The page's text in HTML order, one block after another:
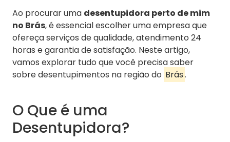
Ao procurar uma desentupidora perto de mim
no Brás, é essencial escolher uma empresa que
ofereça serviços de qualidade, atendimento 24
horas e garantia de satisfação. Neste artigo,
vamos explorar tudo que você precisa saber
sobre desentupimentos na região do Brás.
O Que é uma
Desentupidora?